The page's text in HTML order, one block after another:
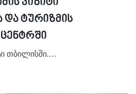
ტურიზმის
თბილისში.…